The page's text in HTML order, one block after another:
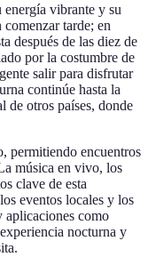
energía vibrante y su
comenzar tarde; en
después de las diez de
por la costumbre de
salir para disfrutar
continúe hasta la
de otros países, donde
permitiendo encuentros
música en vivo, los
clave de esta
eventos locales y los
aplicaciones como
nocturna y